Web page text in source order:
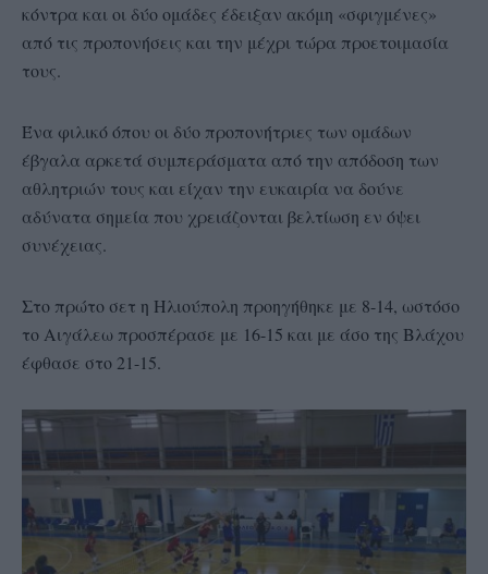
κόντρα και οι δύο ομάδες έδειξαν ακόμη «σφιγμένες»
από τις προπονήσεις και την μέχρι τώρα προετοιμασία
τους.
Ένα φιλικό όπου οι δύο προπονήτριες των ομάδων
έβγαλα αρκετά συμπεράσματα από την απόδοση των
αθλητριών τους και είχαν την ευκαιρία να δούνε
αδύνατα σημεία που χρειάζονται βελτίωση εν όψει
συνέχειας.
Στο πρώτο σετ η Ηλιούπολη προηγήθηκε με 8-14, ωστόσο
το Αιγάλεω προσπέρασε με 16-15 και με άσο της Βλάχου
έφθασε στο 21-15.